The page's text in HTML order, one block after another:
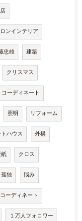
ンインテリア
忠雄 建築
クリスマス
コーディネート
照明 リフォーム
ハウス 外構
クロス
孤独 悩み
ーディネート
１万人フォロワー